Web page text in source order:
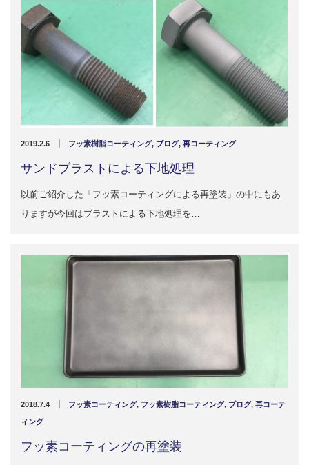
2019.2.6 フッ素樹脂コーティング, ブログ, 再コーティング
サンドブラストによる下地処理
以前ご紹介した「フッ素コーティングによる再塗装」の中にもあ
りますが今回はブラストによる下地処理を…
2018.7.4 フッ素コーティング, フッ素樹脂コーティング, ブログ, 再コーテ
ィング
フッ素コーティングの再塗装